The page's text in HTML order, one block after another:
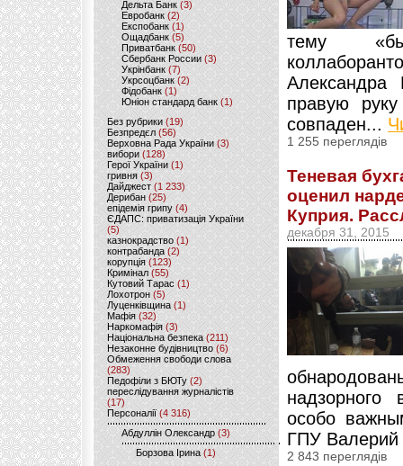
Дельта Банк (3)
Евробанк(2)
Експобанк (1)
Ощадбанк(5)
Приватбанк (50)
Сбербанк России (3)
Укрінбанк(7)
Укрсоцбанк (2)
Фідобанк (1)
Юніон стандард банк(1)
Без рубрики (19)
Безпредєл(56)
Верховна Рада України (3)
вибори(128)
Герої України(1)
гривня (3)
Дайджест (1 233)
Дерибан (25)
епідемія грипу (4)
ЄДАПС: приватизація України
(5)
казнокрадство (1)
контрабанда (2)
корупція (123)
Кримінал (55)
Кутовий Тарас (1)
Лохотрон(5)
Луценківщина (1)
Мафія (32)
Наркомафія (3)
Національна безпека (211)
Незаконне будівництво(6)
Обмеження свободи слова
(283)
Педофіли з БЮТу (2)
переслідування журналістів
(17)
Персоналії (4 316)
Абдуллін Олександр (3)
Борзова Ірина(1)
тему
Александра
правую
совпаден...
1 255 переглядів
Теневая
оценил
Куприя.
декабря 31, 2015
надзорного
особо
ГПУ
2 843 переглядів